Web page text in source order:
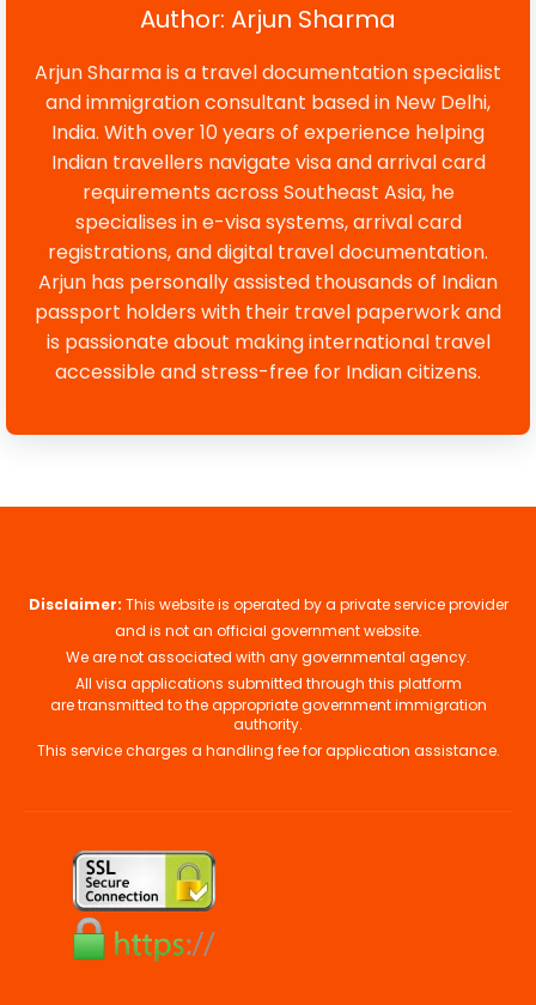
Author: Arjun Sharma
Arjun Sharma is a travel documentation specialist
and immigration consultant based in New Delhi,
India. With over 10 years of experience helping
Indian travellers navigate visa and arrival card
requirements across Southeast Asia, he
specialises in e-visa systems, arrival card
registrations, and digital travel documentation.
Arjun has personally assisted thousands of Indian
passport holders with their travel paperwork and
is passionate about making international travel
accessible and stress-free for Indian citizens.